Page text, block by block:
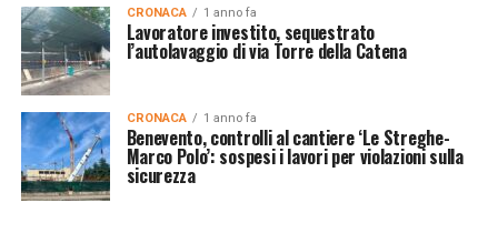
CRONACA 1 anno fa
Lavoratore investito, sequestrato
l’autolavaggio di via Torre della Catena
CRONACA 1 anno fa
Benevento, controlli al cantiere ‘Le Streghe-
Marco Polo’: sospesi i lavori per violazioni sulla
sicurezza